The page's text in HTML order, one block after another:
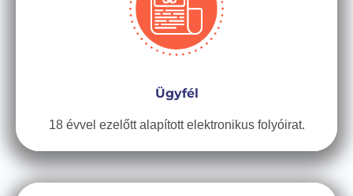
Ügyfél
18 évvel ezelőtt alapított elektronikus folyóirat.